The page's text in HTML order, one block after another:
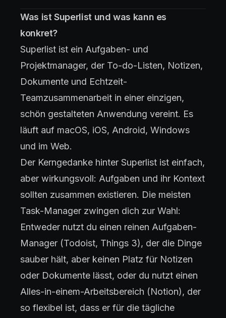
Was ist Superlist und was kann es
konkret?
Superlist ist ein Aufgaben- und
Projektmanager, der To-do-Listen, Notizen,
Dokumente und Echtzeit-
Teamzusammenarbeit in einer einzigen,
schön gestalteten Anwendung vereint. Es
läuft auf macOS, iOS, Android, Windows
und im Web.
Der Kerngedanke hinter Superlist ist einfach,
aber wirkungsvoll: Aufgaben und ihr Kontext
sollten zusammen existieren. Die meisten
Task-Manager zwingen dich zur Wahl:
Entweder nutzt du einen reinen Aufgaben-
Manager (Todoist, Things 3), der die Dinge
sauber hält, aber keinen Platz für Notizen
oder Dokumente lässt, oder du nutzt einen
Alles-in-einem-Arbeitsbereich (Notion), der
so flexibel ist, dass er für die tägliche